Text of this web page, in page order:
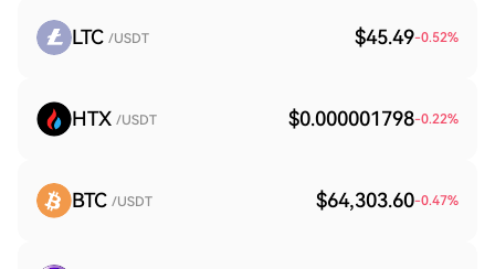
LTC /USDT $45.49-0.52%
HTX /USDT $0.000001798-0.22%
BTC /USDT $64,303.60-0.47%